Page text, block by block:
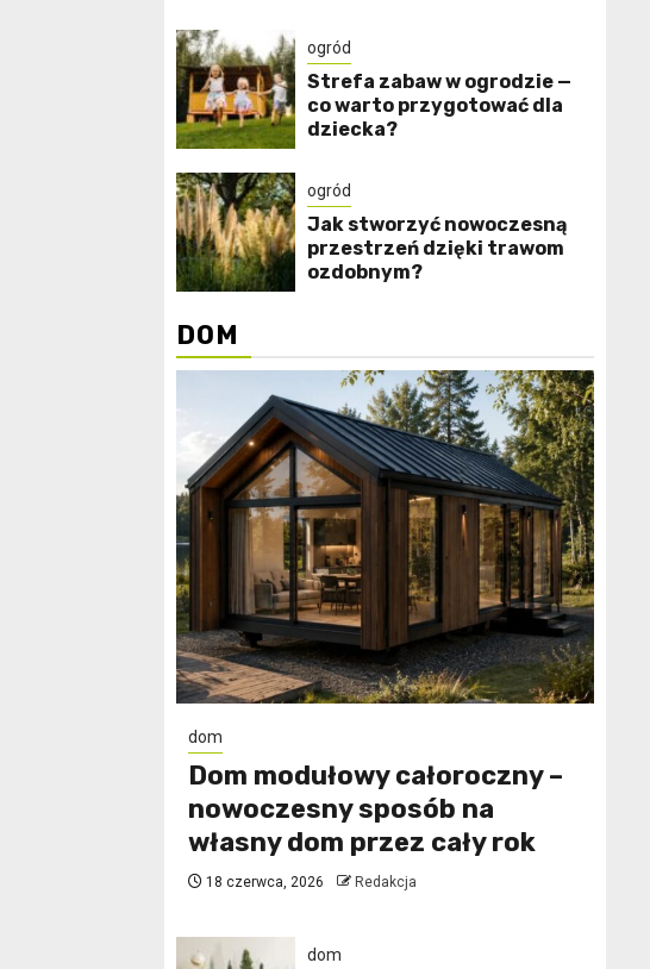
ogród
Strefa zabaw w ogrodzie —
co warto przygotować dla
dziecka?
ogród
Jak stworzyć nowoczesną
przestrzeń dzięki trawom
ozdobnym?
DOM
dom
Dom modułowy całoroczny –
nowoczesny sposób na
własny dom przez cały rok
18 czerwca, 2026 Redakcja
dom